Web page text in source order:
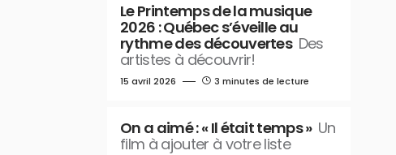
Le Printemps de la musique
2026 : Québec s’éveille au
rythme des découvertes Des
artistes à découvrir!
15 avril 2026 3 minutes de lecture
On a aimé : « Il était temps » Un
film à ajouter à votre liste